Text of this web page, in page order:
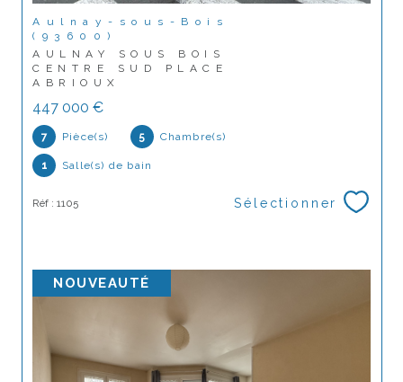
Aulnay-sous-Bois
(93600)
AULNAY SOUS BOIS
CENTRE SUD PLACE
ABRIOUX
447 000 €
7 Pièce(s) 5 Chambre(s)
1 Salle(s) de bain
Réf : 1105 Sélectionner
NOUVEAUTÉ